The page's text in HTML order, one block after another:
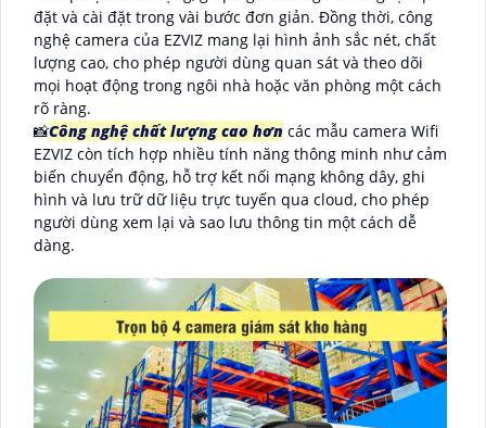
đặt và cài đặt trong vài bước đơn giản. Đồng thời, công
nghệ camera của EZVIZ mang lại hình ảnh sắc nét, chất
lượng cao, cho phép người dùng quan sát và theo dõi
mọi hoạt động trong ngôi nhà hoặc văn phòng một cách
rõ ràng.
📸Công nghệ chất lượng cao hơn các mẫu camera Wifi
EZVIZ còn tích hợp nhiều tính năng thông minh như cảm
biến chuyển động, hỗ trợ kết nối mạng không dây, ghi
hình và lưu trữ dữ liệu trực tuyến qua cloud, cho phép
người dùng xem lại và sao lưu thông tin một cách dễ
dàng.